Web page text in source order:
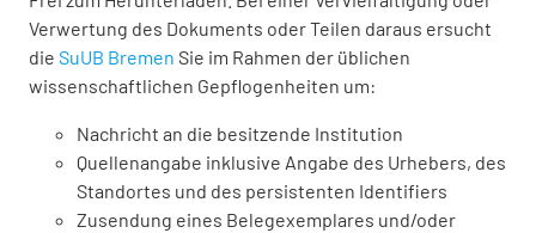
Verwertung des Dokuments oder Teilen daraus ersucht
die SuUB Bremen Sie im Rahmen der üblichen
wissenschaftlichen Gepflogenheiten um:
Nachricht an die besitzende Institution
Quellenangabe inklusive Angabe des Urhebers, des
Standortes und des persistenten Identifiers
Zusendung eines Belegexemplares und/oder